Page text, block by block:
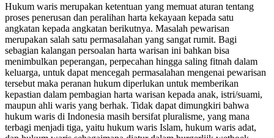
Hukum waris merupakan ketentuan yang memuat aturan tentang
proses penerusan dan peralihan harta kekayaan kepada satu
angkatan kepada angkatan berikutnya. Masalah pewarisan
merupakan salah satu permasalahan yang sangat rumit. Bagi
sebagian kalangan persoalan harta warisan ini bahkan bisa
menimbulkan peperangan, perpecahan hingga saling fitnah dalam
keluarga, untuk dapat mencegah permasalahan mengenai pewarisan
tersebut maka peranan hukum diperlukan untuk memberikan
kepastian dalam pembagian harta warisan kepada anak, istri/suami,
maupun ahli waris yang berhak. Tidak dapat dimungkiri bahwa
hukum waris di Indonesia masih bersifat pluralisme, yang mana
terbagi menjadi tiga, yaitu hukum waris Islam, hukum waris adat,